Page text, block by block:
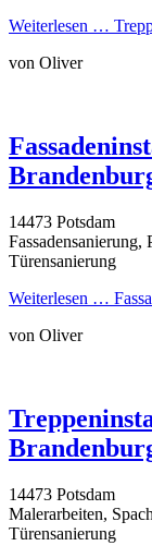
Weiterlesen …
von Oliver
14473 Potsdam
Fassadensanierung,
Türensanierung
Weiterlesen …
von Oliver
14473 Potsdam
Malerarbeiten,
Türensanierung